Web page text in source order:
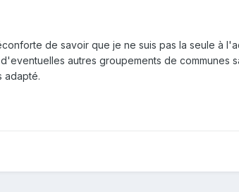
de savoir que je ne suis pas la seule à
autres groupements de communes
adapté.